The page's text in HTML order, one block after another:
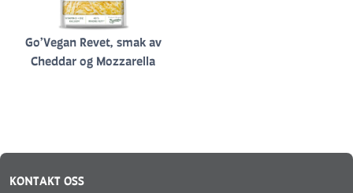
Go’Vegan Revet, smak av
Cheddar og Mozzarella
KONTAKT OSS